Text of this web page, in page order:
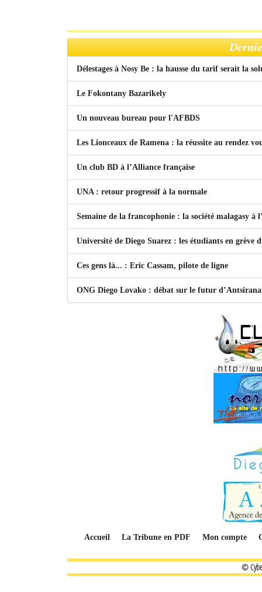
Délestages à Nosy Be : la hausse du tarif serait la
Le Fokontany Bazarikely
Un nouveau bureau pour l'AFBDS
Les Lionceaux de Ramena : la réussite au rendez
Un club BD à l’Alliance française
UNA : retour progressif à la normale
Semaine de la francophonie : la société malagasy à
Université de Diego Suarez : les étudiants en grève
Ces gens là... : Eric Cassam, pilote de ligne
ONG Diego Lovako : débat sur le futur
Accueil La Tribune en PDF Mon compte
©